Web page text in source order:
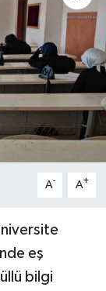
A- A+
eş
bilgi